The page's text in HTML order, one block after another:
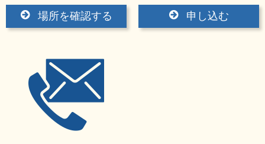
場所を確認する 申し込む